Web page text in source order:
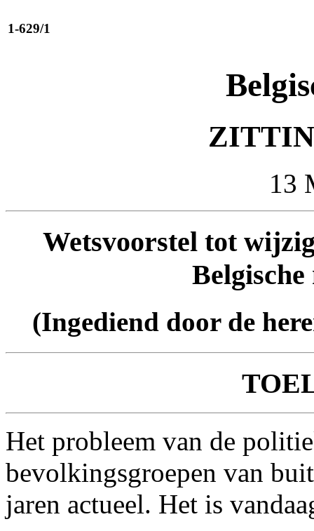
1-629/1
13
Wetsvoorstel tot
(Ingediend door de
Het probleem van de
bevolkingsgroepen van
jaren actueel. Het is